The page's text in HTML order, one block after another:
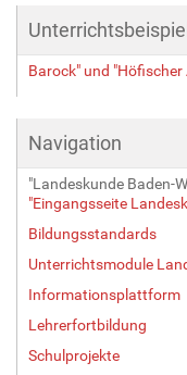
Barock" und
Navigation
"Landeskunde Baden-
"Eingangsseite
Bildungsstandards
Unterrichtsmodule
Informationsplattform
Lehrerfortbildung
Schulprojekte